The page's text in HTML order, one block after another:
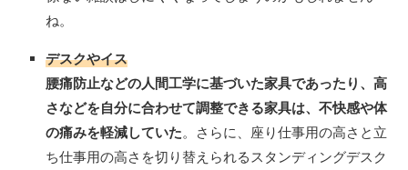
ね。
デスクやイス
腰痛防止などの人間工学に基づいた家具であったり、高
さなどを自分に合わせて調整できる家具は、不快感や体
の痛みを軽減していた。さらに、座り仕事用の高さと立
ち仕事用の高さを切り替えられるスタンディングデスク